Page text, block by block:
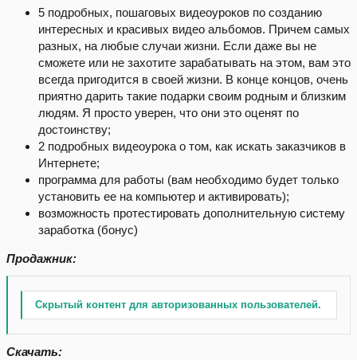
5 подробных, пошаговых видеоуроков по созданию
интересных и красивых видео альбомов. Причем самых
разных, на любые случаи жизни. Если даже вы не
сможете или не захотите зарабатывать на этом, вам это
всегда пригодится в своей жизни. В конце концов, очень
приятно дарить такие подарки своим родным и близким
людям. Я просто уверен, что они это оценят по
достоинству;
2 подробных видеоурока о том, как искать заказчиков в
Интернете;
программа для работы (вам необходимо будет только
установить ее на компьютер и активировать);
возможность протестировать дополнительную систему
заработка (бонус)
Продажник:
Скрытый контент для авторизованных пользователей.
Скачать: